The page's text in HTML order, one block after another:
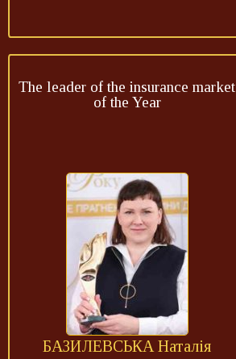
The leader of the insurance market
of the Year
БАЗИЛЕВСЬКА Наталія